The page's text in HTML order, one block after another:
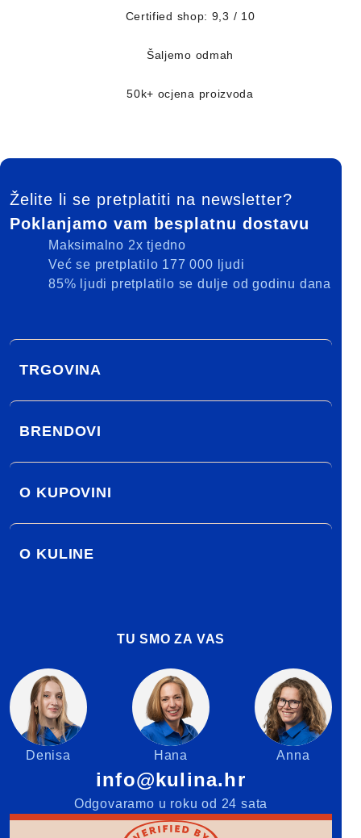
Certified shop: 9,3 / 10
Šaljemo odmah
50k+ ocjena proizvoda
FOOTER
Želite li se pretplatiti na newsletter?
Poklanjamo vam besplatnu dostavu
Maksimalno 2x tjedno
Već se pretplatilo 177 000 ljudi
85% ljudi pretplatilo se dulje od godinu dana
TRGOVINA
BRENDOVI
O KUPOVINI
O KULINE
TU SMO ZA VAS
Denisa Hana Anna
info@kulina.hr
Odgovaramo u roku od 24 sata